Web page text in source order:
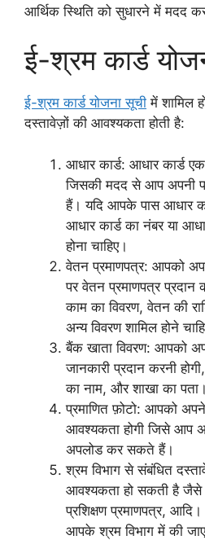
आर्थिक स्थिति को सुधारने में मदद
ई-श्रम कार्ड
ई-श्रम कार्ड योजना सूची में शामिल
दस्तावेज़ों की आवश्यकता होती है:
आधार कार्ड: आधार कार्ड
जिसकी मदद से आप अपनी
हैं। यदि आपके पास आधार
आधार कार्ड का नंबर या
होना चाहिए।
वेतन प्रमाणपत्र: आपको
पर वेतन प्रमाणपत्र
काम का विवरण, वेतन की
अन्य विवरण शामिल होने
बैंक खाता विवरण: आपको
जानकारी प्रदान करनी
का नाम, और शाखा का पता।
प्रमाणित फ़ोटो: आपको
आवश्यकता होगी जिसे आप
अपलोड कर सकते हैं।
श्रम विभाग से संबंधित
आवश्यकता हो सकती है जैसे
प्रशिक्षण प्रमाणपत्र,
आपके श्रम विभाग में की